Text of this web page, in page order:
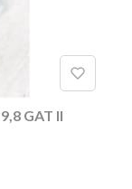
GAT II